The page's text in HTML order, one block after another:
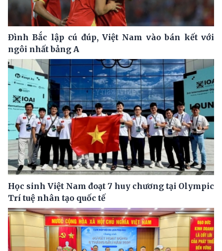
Đình Bắc lập cú đúp, Việt Nam vào bán kết với
ngôi nhất bảng A
Học sinh Việt Nam đoạt 7 huy chương tại Olympic
Trí tuệ nhân tạo quốc tế